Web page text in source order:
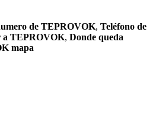
de TEPROVOK, Teléfono de
a TEPROVOK, Donde queda
mapa